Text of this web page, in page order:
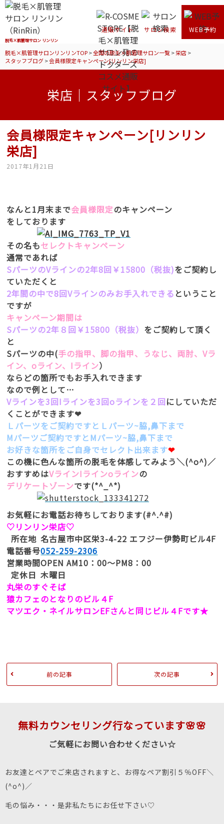
脱毛×肌管理サロン リンリン
通販サイト サロン検索 WEB予約
脱毛×肌管理サロンリンリンTOP>全国の脱毛×肌管理サロン一覧>栄店>
スタッフブログ>会員様限定キャンペーン[リンリン栄店]
栄店｜スタッフブログ
会員様限定キャンペーン[リンリン
栄店]
2017年1月21日
なんと1月末まで会員様限定のキャンペーン
をしております
その名もセレクトキャンペーン
通常であれば
SパーツのVラインの2年8回￥15800（税抜)をご契約し
ていただくと
2年間の中で8回Vラインのみお手入れできる ということ
ですが
キャンペーン期間は
Sパーツの2年８回￥15800（税抜） をご契約して頂く
と
Sパーツの中(手の指甲、脚の指甲、うなじ、両肘、Vラ
イン、оライン、Iライン）
ならどの箇所でもお手入れできます
なので例として…
Vラインを3回Iラインを3回оラインを２回にしていただ
くことができます❤
Ｌパーツをご契約ですとＬパーツ~脇,鼻下まで
Мパーツご契約ですとМパーツ~脇,鼻下まで
お好きな箇所をご自身でセレクト出来ます❤
この機に色んな箇所の脱毛を体感してみよう＼(^o^)／
おすすめはVラインIラインоラインの
デリケートゾーンです(*^_^*)
お気軽にお電話お待ちしております(#^.^#)
♡リンリン栄店♡
所在地 名古屋市中区栄3-4-22 エフジー伊勢町ビル4F
電話番号052-259-2306
営業時間OPEN AM10：00～PM8：00
定休日 木曜日
丸栄のすぐそば
猿カフェのとなりのビル４F
マツエク・ネイルサロンEFさんと同じビル４Fです★
前の記事 次の記事
無料カウンセリング行なっています🌸🌸
ご気軽にお問い合わせください☆
お友達とペアでご来店されますと、お得なペア割引５％OFF＼
(^o^)／
毛の悩み・・・是非私たちにお任せ下さい♡